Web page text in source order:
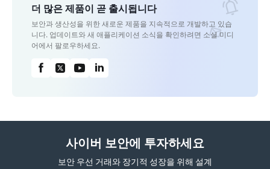
더 많은 제품이 곧 출시됩니다
보안과 생산성을 위한 새로운 제품을 지속적으로 개발하고 있습
니다. 업데이트와 새 애플리케이션 소식을 확인하려면 소셜 미디
어에서 팔로우하세요.
사이버 보안에 투자하세요
보안 우선 거래와 장기적 성장을 위해 설계